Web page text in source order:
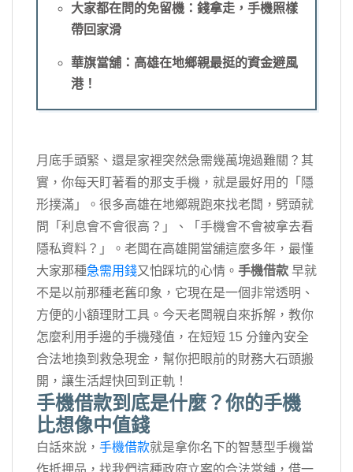
大家都在問的免留機：錢拿走，手機照樣
帶回家滑
華旗當舖：高雄在地鄉親最挺的資金避風
港！
月底手頭緊、還是家裡突然急需幾萬塊過難關？其
實，你每天盯著看的那支手機，就是最好用的「隱
形撲滿」。很多高雄在地鄉親跑來找老闆，劈頭就
問「利息會不會很高？」、「手機會不會被拿去看
隱私資料？」。老闆在高雄開當舖這麼多年，最懂
大家那種急需用錢又怕踩坑的心情。 手機借款 早就
不是以前那種老舊印象，它現在是一個非常透明、
方便的小額理財工具。今天老闆親自來拆解，教你
怎麼利用手邊的手機殘值，在短短 15 分鐘內安全
合法地換到救急現金，幫你把眼前的財務大石頭搬
開，讓生活趕快回到正軌！
手機借款到底是什麼？你的手機
比想像中值錢
白話來說， 手機借款就是拿你名下的智慧型手機當
作抵押品，找我們這種政府立案的合法當舖，借一